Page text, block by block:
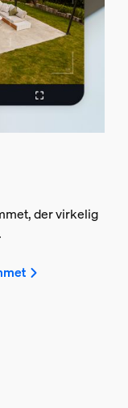
der virkelig